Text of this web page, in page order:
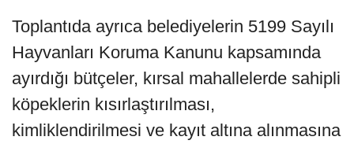
Toplantıda ayrıca belediyelerin 5199 Sayılı
Hayvanları Koruma Kanunu kapsamında
ayırdığı bütçeler, kırsal mahallelerde sahipli
köpeklerin kısırlaştırılması,
kimliklendirilmesi ve kayıt altına alınmasına